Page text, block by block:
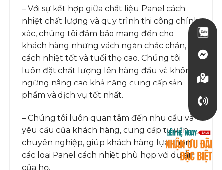
– Với sự kết hợp giữa chất liệu Panel cách
nhiệt chất lượng và quy trình thi công chính
xác, chúng tôi đảm bảo mang đến cho
khách hàng những vách ngăn chắc chắn,
cách nhiệt tốt và tuổi thọ cao. Chúng tôi
luôn đặt chất lượng lên hàng đầu và không
ngừng nâng cao khả năng cung cấp sản
phẩm và dịch vụ tốt nhất.
– Chúng tôi luôn quan tâm đến nhu cầu và
yêu cầu của khách hàng, cung cấp tư vấn
chuyên nghiệp, giúp khách hàng lựa chọn
các loại Panel cách nhiệt phù hợp với dự án
của họ.